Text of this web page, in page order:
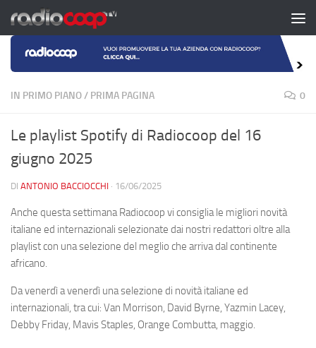
Salta al contenuto
IN PRIMO PIANO/ PRIMA PAGINA 0
Le playlist Spotify di Radiocoop del 16
giugno 2025
DI ANTONIO BACCIOCCHI · 16/06/2025
Anche questa settimana Radiocoop vi consiglia le migliori novità
italiane ed internazionali selezionate dai nostri redattori oltre alla
playlist con una selezione del meglio che arriva dal continente
africano.
Da venerdì a venerdì una selezione di novità italiane ed
internazionali, tra cui: Van Morrison, David Byrne, Yazmin Lacey,
Debby Friday, Mavis Staples, Orange Combutta, maggio.